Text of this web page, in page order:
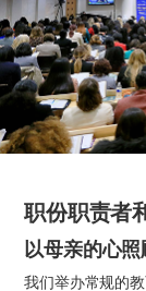
职份职责者
以母亲的心
我们举办常规的